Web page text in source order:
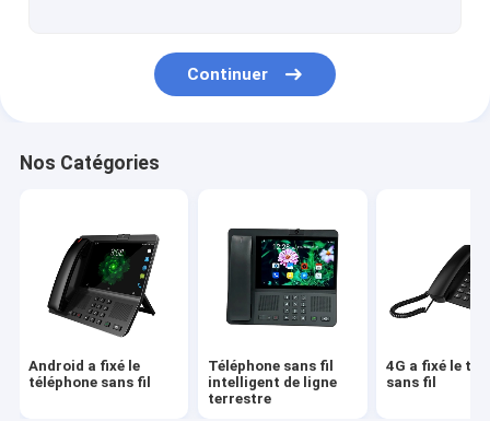
SIM Card Wireless Phone
Téléphone sans fil fixe avec le point névralgique
routeur de 4G WIFI LTE
Continuer
Nos Catégories
Android a fixé le
téléphone sans fil
Téléphone sans fil
intelligent de ligne
terrestre
4G a fixé le
sans fil